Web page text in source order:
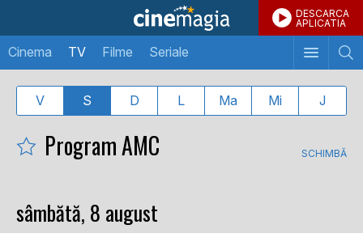
DESCARCA
APLICATIA
Cinema TV Filme Seriale
V S D L Ma Mi J
Program AMC SCHIMBĂ
sâmbătă, 8 august